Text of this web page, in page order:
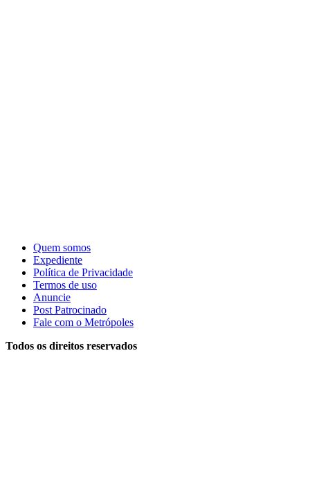
Quem somos
Expediente
Política de Privacidade
Termos de uso
Anuncie
Post Patrocinado
Fale com o Metrópoles
Todos os direitos reservados